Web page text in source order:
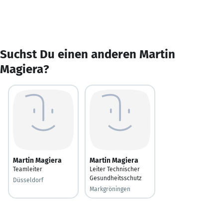
Suchst Du einen anderen Martin
Magiera?
Martin Magiera
Teamleiter
Düsseldorf
Martin Magiera
Leiter Technischer
Gesundheitsschutz
Markgröningen